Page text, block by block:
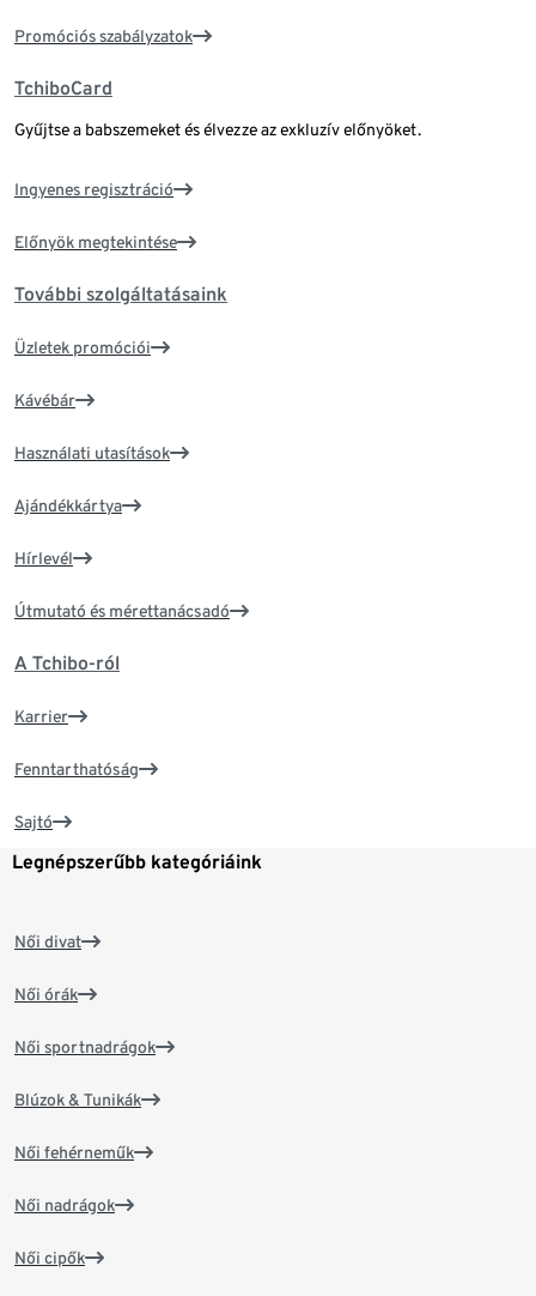
Promóciós szabályzatok
TchiboCard
Gyűjtse a babszemeket és élvezze az exkluzív előnyöket.
Ingyenes regisztráció
Előnyök megtekintése
További szolgáltatásaink
Üzletek promóciói
Kávébár
Használati utasítások
Ajándékkártya
Hírlevél
Útmutató és mérettanácsadó
A Tchibo-ról
Karrier
Fenntarthatóság
Sajtó
Legnépszerűbb kategóriáink
Női divat
Női órák
Női sportnadrágok
Blúzok & Tunikák
Női fehérneműk
Női nadrágok
Női cipők